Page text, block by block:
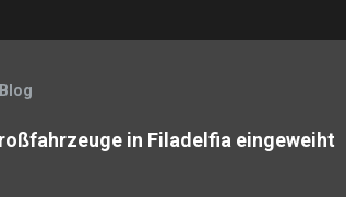
in Filadelfia eingeweiht